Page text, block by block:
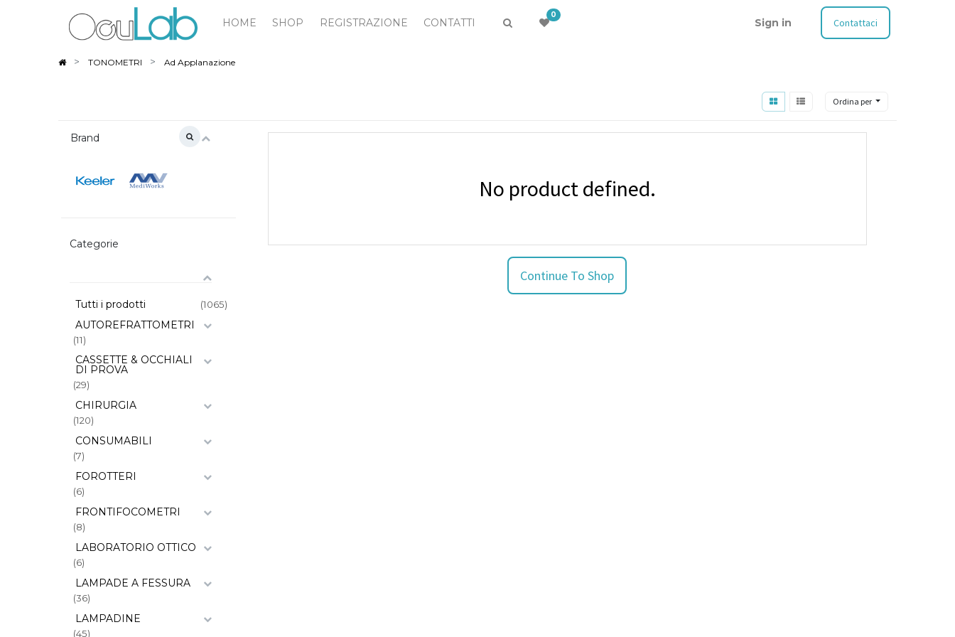
HOME SHOP REGISTRAZIONE CONTATTI
0
Sign in Contattaci
TONOMETRI Ad Applanazione
Ordina per
Brand
Categorie
Tutti i prodotti (1065)
AUTOREFRATTOMETRI
(11)
CASSETTE & OCCHIALI
DI PROVA
(29)
CHIRURGIA
(120)
CONSUMABILI
(7)
FOROTTERI
(6)
FRONTIFOCOMETRI
(8)
LABORATORIO OTTICO
(6)
LAMPADE A FESSURA
(36)
LAMPADINE
(45)
No product defined.
Continue To Shop